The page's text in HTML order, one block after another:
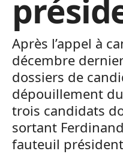
Après l’appel à
décembre
dossiers de
dépouillement
trois candidats
sortant Ferdinand
fauteuil